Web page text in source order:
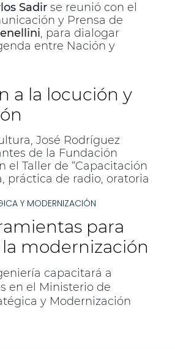
Sadirse reunió con el
y Prensa de
, para dialogar
entre Nación y
a la locución y
José Rodríguez
de la Fundación
el Taller de “Capacitación
práctica de radio, oratoria
3 de junio a partir de
(Centro de Arte Joven
Y MODERNIZACIÓN
para
modernización
capacitará a
en el Ministerio de
y Modernización